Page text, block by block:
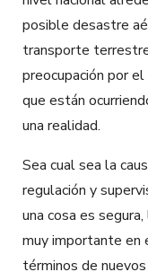
posible desastre
transporte
preocupación por
que están
una realidad.
Sea cual sea la
regulación y
una cosa es
muy importante en
términos de